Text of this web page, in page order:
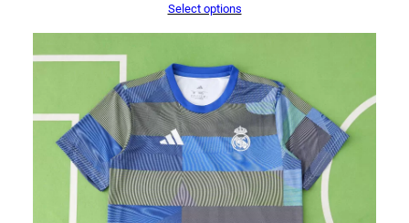
Select options